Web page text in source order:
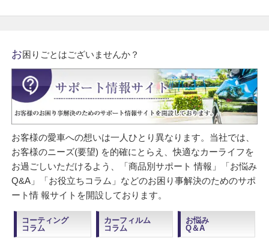
お困りごとはございませんか？
お客様の愛車への想いは一人ひとり異なります。当社では、
お客様のニーズ(要望) を的確にとらえ、快適なカーライフを
お過ごしいただけるよう、「商品別サポート 情報」「お悩み
Q&A」「お役立ちコラム」などのお困り事解決のためのサポ
ート情 報サイトを開設しております。
コーティング
コラム
カーフィルム
コラム
お悩み
Q＆A